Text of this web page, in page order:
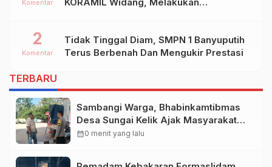
Kab.TUBAN
Komentar
Tidak Tinggal Diam, SMPN 1 Banyuputih
Terus Berbenah Dan Mengukir Prestasi
2
Komentar
TERBARU
Sambangi Warga, Bhabinkamtibmas
Desa Sungai Kelik Ajak Masyarakat
Jaga Kamtibmas Jelang Tuba Adat
calendar_month0 menit yang lalu